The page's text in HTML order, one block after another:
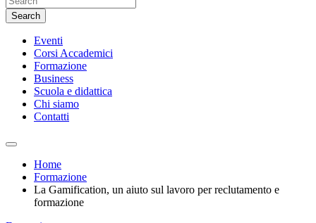
Search
Eventi
Corsi Accademici
Formazione
Business
Scuola e didattica
Chi siamo
Contatti
Home
Formazione
La Gamification, un aiuto sul lavoro per reclutamento e
formazione